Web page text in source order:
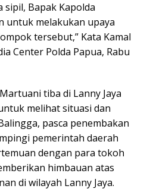
sipil, Bapak Kapolda
untuk melakukan upaya
tersebut,” Kata Kamal
Center Polda Papua, Rabu
tiba di Lanny Jaya
melihat situasi dan
pasca penembakan
pemerintah daerah
dengan para tokoh
himbauan atas
di wilayah Lanny Jaya.